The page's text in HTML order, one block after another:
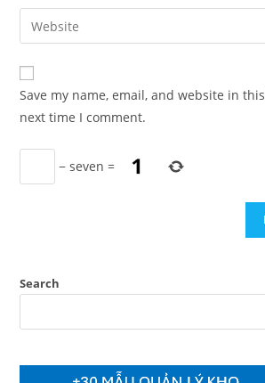
comment
email
address
comment
Enter
your
website
URL
(optional)
Save my name, email, and website in
next time I comment.
−seven =
Search